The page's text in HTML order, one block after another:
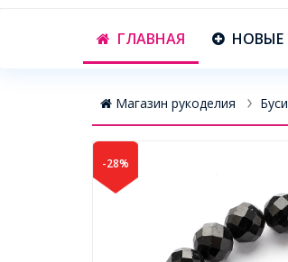
ГЛАВНАЯ НОВЫЕ
Магазин рукоделия
-28%